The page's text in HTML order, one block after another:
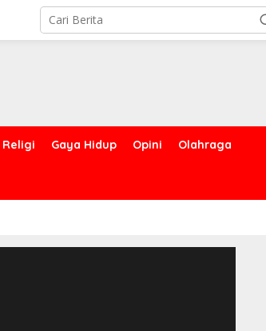
Religi Gaya Hidup Opini Olahraga